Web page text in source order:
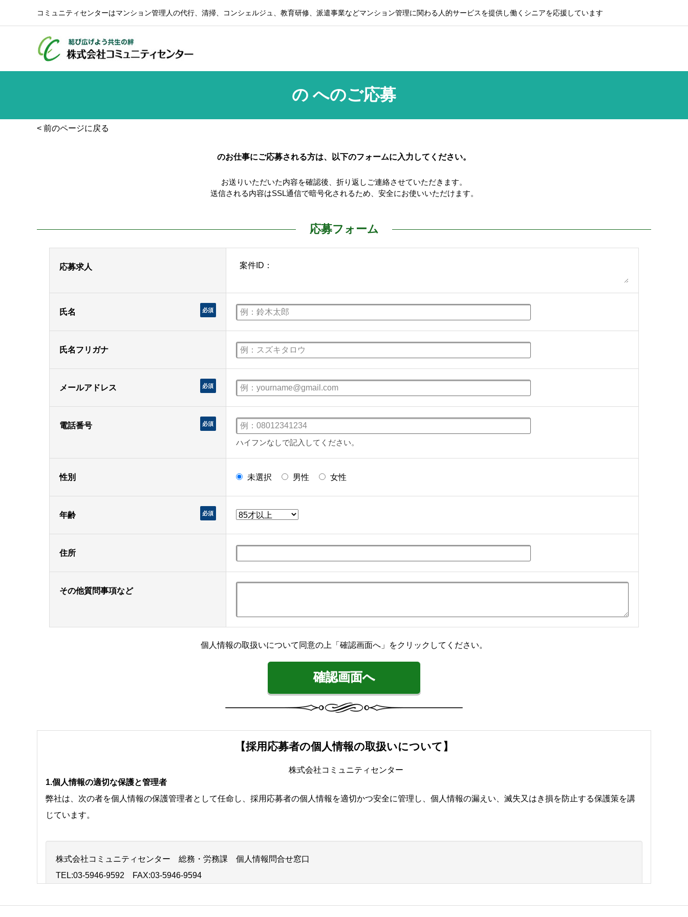
コミュニティセンターはマンション管理人の代行、清掃、コンシェルジュ、教育研修、派遣事業などマンション管理に関わる人的サービスを提供し働くシニアを応援しています
の へのご応募
< 前のページに戻る
のお仕事にご応募される方は、以下のフォームに入力してください。
お送りいただいた内容を確認後、折り返しご連絡させていただきます。
送信される内容はSSL通信で暗号化されるため、安全にお使いいただけます。
応募フォーム
応募求人
氏名 必須
氏名フリガナ
メールアドレス 必須
電話番号 必須
ハイフンなしで記入してください。
性別 未選択 男性 女性
年齢 必須
住所
その他質問事項など
【採用応募者の個人情報の取扱いについて】
株式会社コミュニティセンター
1.個人情報の適切な保護と管理者
弊社は、次の者を個人情報の保護管理者として任命し、採用応募者の個人情報を適切かつ安全に管理し、個人情報の漏えい、滅失又はき損を防止する保護策を講
じています。
株式会社コミュニティセンター 総務・労務課 個人情報問合せ窓口
TEL:03-5946-9592 FAX:03-5946-9594